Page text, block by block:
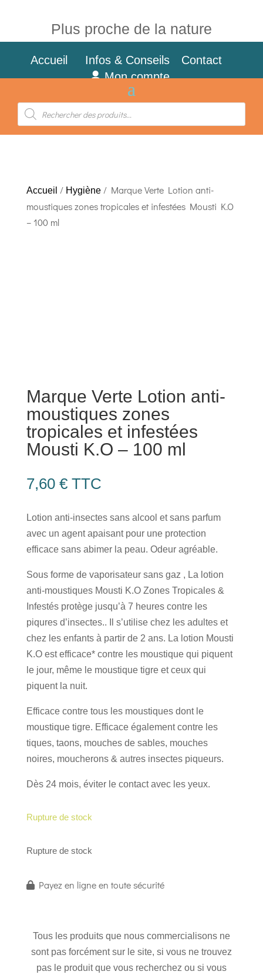
Plus proche de la nature
Accueil Infos & Conseils
Contact
Mon compte
Recherche
produits
Accueil / Hygiène/ Marque Verte Lotion anti-
moustiques zones tropicales et infestées Mousti K.O
– 100 ml
Marque Verte Lotion anti-
moustiques zones
tropicales et infestées
Mousti K.O – 100 ml
7,60 € TTC
Lotion anti-insectes sans alcool et sans parfum
avec un agent apaisant pour une protection
efficace sans abimer la peau. Odeur agréable.
Sous forme de vaporisateur sans gaz , La lotion
anti-moustiques Mousti K.O Zones Tropicales &
Infestés protège jusqu’à 7 heures contre les
piqures d’insectes.. Il s’utilise chez les adultes et
chez les enfants à partir de 2 ans. La lotion Mousti
K.O est efficace* contre les moustique qui piquent
le jour, même le moustique tigre et ceux qui
piquent la nuit.
Efficace contre tous les moustiques dont le
moustique tigre. Efficace également contre les
tiques, taons, mouches de sables, mouches
noires, moucherons & autres insectes piqueurs.
Dès 24 mois, éviter le contact avec les yeux.
Rupture de stock
Rupture de stock
Payez en ligne en toute sécurité
Tous les produits que nous commercialisons ne
sont pas forcément sur le site, si vous ne trouvez
pas le produit que vous recherchez ou si vous